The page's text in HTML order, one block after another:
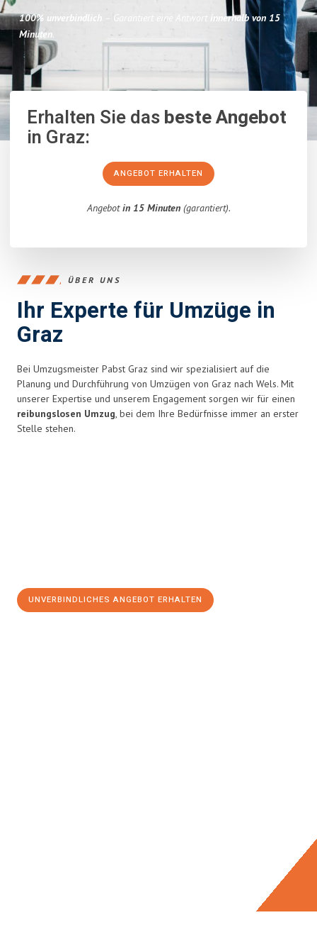
100% unverbindlich – Garantiert eine Antwort
innerhalb von 15
Minuten.
Erhalten Sie dasbeste Angebot
in Graz:
ANGEBOT ERHALTEN
Angebotin 15 Minuten(garantiert).
ÜBER UNS
Ihr Experte für Umzüge in
Graz
Bei Umzugsmeister Pabst Graz sind wir spezialisiert auf die
Planung und Durchführung von Umzügen von Graz nach Wels. Mit
unserer Expertise und unserem Engagement sorgen wir für einen
reibungslosen Umzug, bei dem Ihre Bedürfnisse immer an erster
Stelle stehen.
UNVERBINDLICHES ANGEBOT ERHALTEN